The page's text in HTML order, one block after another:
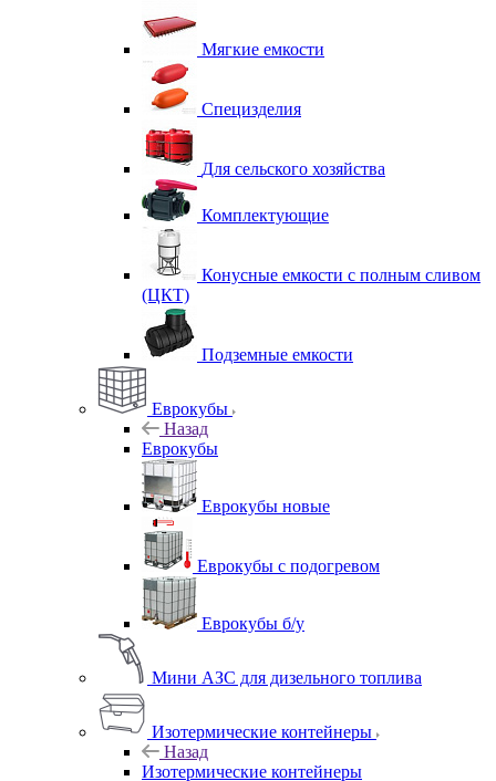
Мягкие емкости
Специзделия
Для сельского хозяйства
Комплектующие
Конусные емкости с полным сливом
(ЦКТ)
Подземные емкости
Еврокубы
Назад
Еврокубы
Еврокубы новые
Еврокубы с подогревом
Еврокубы б/у
Мини АЗС для дизельного топлива
Изотермические контейнеры
Назад
Изотермические контейнеры